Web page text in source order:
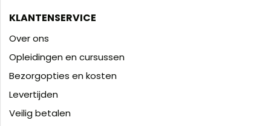
KLANTENSERVICE
Over ons
Opleidingen en cursussen
Bezorgopties en kosten
Levertijden
Veilig betalen